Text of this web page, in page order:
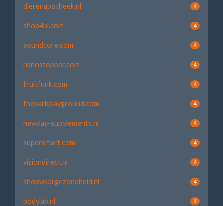
dierenapotheek.nl 4
shop4nl.com 4
soundcore.com 4
nanostopper.com 4
fruitfunk.com 4
theparkplayground.com 4
newday-supplements.nl 4
supersmart.com 4
visiondirect.nl 4
shopvoorgezondheid.nl 4
bodylab.nl 4